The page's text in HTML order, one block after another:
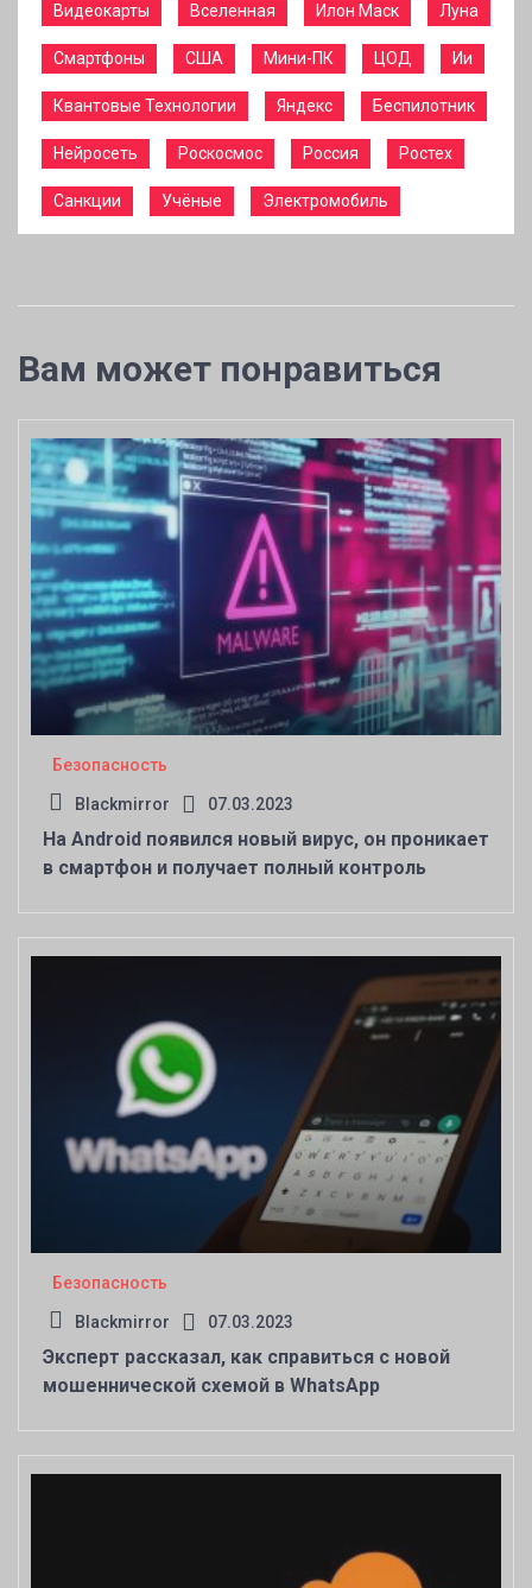
Видеокарты Вселенная Илон Маск Луна
Смартфоны США Мини-ПК ЦОД Ии
Квантовые Технологии Яндекс Беспилотник
Нейросеть Роскосмос Россия Ростех
Санкции Учёные Электромобиль
Вам может понравиться
Безопасность
Blackmirror 07.03.2023
На Android появился новый вирус, он проникает
в смартфон и получает полный контроль
Безопасность
Blackmirror 07.03.2023
Эксперт рассказал, как справиться с новой
мошеннической схемой в WhatsApp